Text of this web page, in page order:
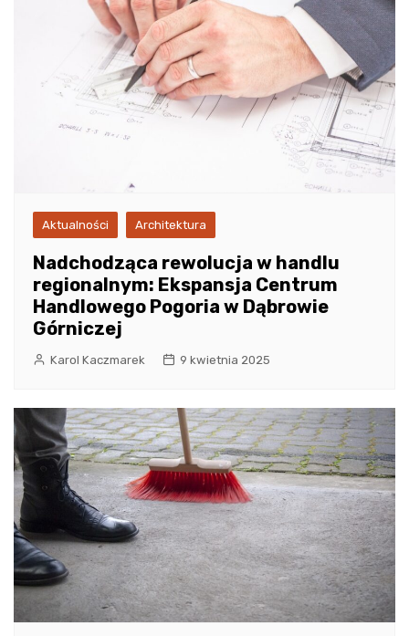
Aktualności Architektura
Nadchodząca rewolucja w handlu
regionalnym: Ekspansja Centrum
Handlowego Pogoria w Dąbrowie
Górniczej
Karol Kaczmarek 9 kwietnia 2025